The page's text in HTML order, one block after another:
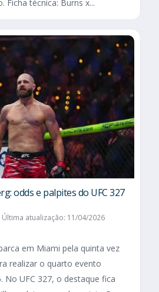
técnica: Burns x...
odds e palpites do UFC 327
Última atualização: 11/04/2026
em Miami pela quinta vez
realizar o quarto evento
No UFC 327, o destaque fica